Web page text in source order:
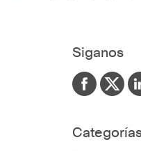
Siganos